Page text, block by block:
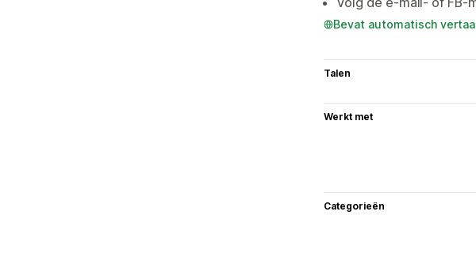
Bevat automatisch
Talen
Werkt met
Categorieën